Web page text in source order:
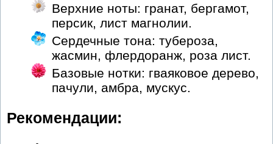
Верхние ноты: гранат, бергамот,
персик, лист магнолии.
Сердечные тона: тубероза,
жасмин, флердоранж, роза лист.
Базовые нотки: гваяковое дерево,
пачули, амбра, мускус.
Рекомендации: